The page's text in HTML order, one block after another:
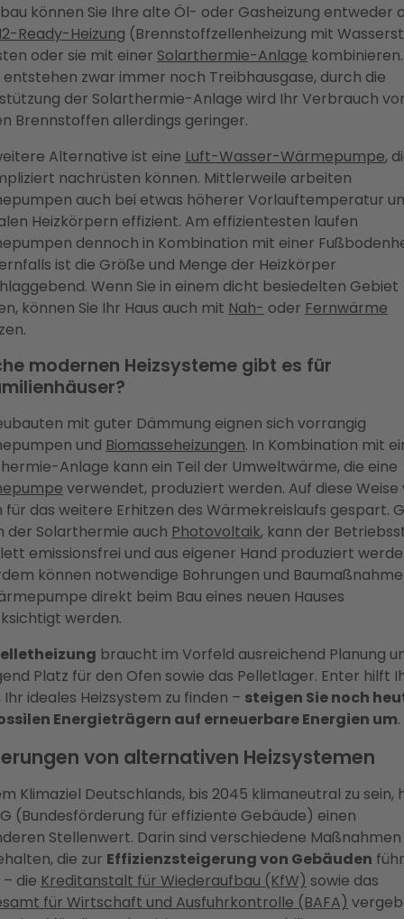
können Sie Ihre alte Öl- oder Gasheizung entweder
Ready-Heizung (Brennstoffzellenheizung mit
oder sie mit einer Solarthermie-Anlage kombinieren.
entstehen zwar immer noch Treibhausgase, durch die
der Solarthermie-Anlage wird Ihr Verbrauch
Brennstoffen allerdings geringer.
Alternative ist eine Luft-Wasser-Wärmepumpe,
nachrüsten können. Mittlerweile arbeiten
auch bei etwas höherer Vorlauftemperatur
Heizkörpern effizient. Am effizientesten laufen
dennoch in Kombination mit einer
ist die Größe und Menge der Heizkörper
Wenn Sie in einem dicht besiedelten Gebiet
können Sie Ihr Haus auch mit Nah- oder Fernwärme
modernen Heizsysteme gibt es für
mit guter Dämmung eignen sich vorrangig
und Biomasseheizungen. In Kombination mit
Anlage kann ein Teil der Umweltwärme, die eine
verwendet, produziert werden. Auf diese Weise
für das weitere Erhitzen des Wärmekreislaufs gespart.
der Solarthermie auch Photovoltaik, kann der
emissionsfrei und aus eigener Hand produziert
können notwendige Bohrungen und
direkt beim Bau eines neuen Hauses
werden.
braucht im Vorfeld ausreichend Planung
Platz für den Ofen sowie das Pelletlager. Enter hilft
Ihr ideales Heizsystem zu finden – steigen Sie noch
Energieträgern auf erneuerbare Energien um.
von alternativen Heizsystemen
Klimaziel Deutschlands, bis 2045 klimaneutral zu sein,
(Bundesförderung für effiziente Gebäude) einen
Stellenwert. Darin sind verschiedene Maßnahmen
die zur Effizienzsteigerung von Gebäuden
die Kreditanstalt für Wiederaufbau (KfW) sowie das
für Wirtschaft und Ausfuhrkontrolle (BAFA)